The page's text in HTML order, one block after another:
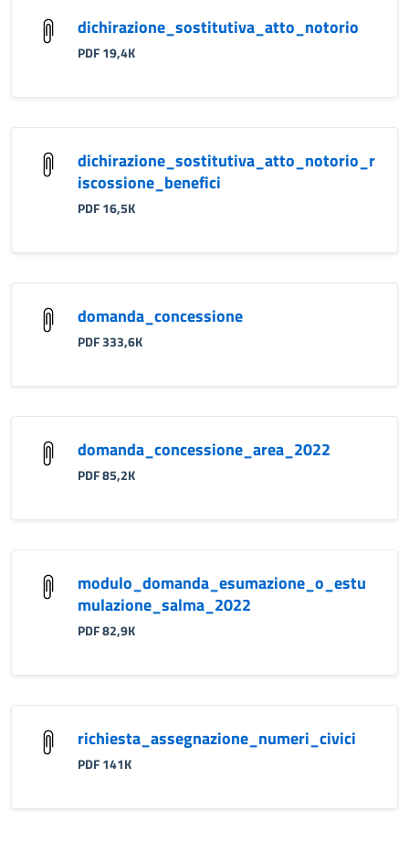
dichirazione_sostitutiva_atto_notorio
PDF 19,4K
dichirazione_sostitutiva_atto_notorio_r
iscossione_benefici
PDF 16,5K
domanda_concessione
PDF 333,6K
domanda_concessione_area_2022
PDF 85,2K
modulo_domanda_esumazione_o_estu
mulazione_salma_2022
PDF 82,9K
richiesta_assegnazione_numeri_civici
PDF 141K